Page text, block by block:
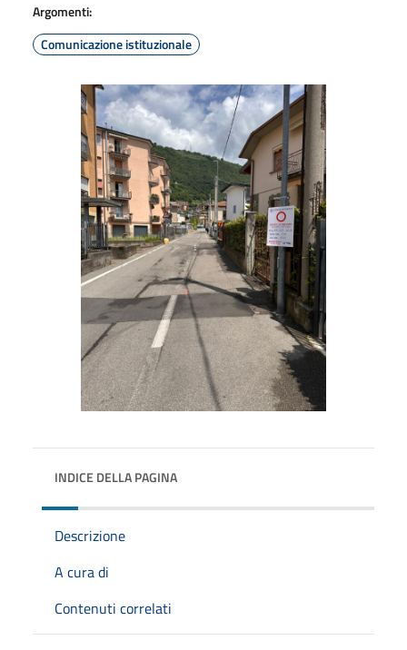
Argomenti:
Comunicazione istituzionale
INDICE DELLA PAGINA
Descrizione
A cura di
Contenuti correlati